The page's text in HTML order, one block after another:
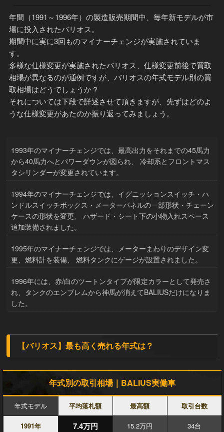
年間（1991～1996年）の製造販売期間中、毎年新モデルが市
場に投入されたバリオス。
期間中に実に3回ものマイナーチェンジが実施されていま
す。
多様な仕様変更が実施されたバリオス、仕様変更前後で買取
相場が異なるのが通例ですが、バリオスの年式モデル別の買
取相場はどうでしょうか？
それについては下段で詳述させて頂きますが、先ずはどのよ
うな仕様変更があたのか振り返ってみましょう。
1993年のマイナーチェンジでは、最高出力をそれまでの45馬力
から40馬力へとパワーダウンが図られ、 冷却系とフロントマス
タシリンダーが変更されています。
1994年のマイナーチェンジでは、イグニッションスイッチ・ハ
ンドルスイッチボックス・メーターパネルの一部形状・チェーン
ケースの形状を変更、 ハザード・シート下の小物入れスペース
追加装備されました。
1995年のマイナーチェンジでは、メーターまわりのデザイン変
更、燃料計を装備、 燃料タンクにゲージが設置されました。
1996年には、赤/白のツートンタイプが限定カラーとして発売さ
れ、タンクのエンブレムから神馬が消えてBALIUSだけになりま
した。
【バリオス】最も高く売れる年式は？
年式別の取引相場｜BALIUS実働車
年式モデル 平均落札額 最高額 取引台数
1991年 7.4万円 15.2万円 34台